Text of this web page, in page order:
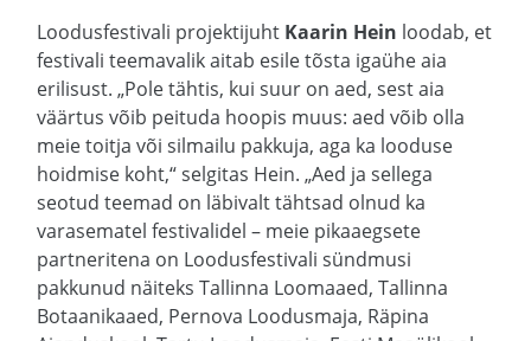
Loodusfestivali projektijuht Kaarin Hein loodab, et
festivali teemavalik aitab esile tõsta igaühe aia
erilisust. „Pole tähtis, kui suur on aed, sest aia
väärtus võib peituda hoopis muus: aed võib olla
meie toitja või silmailu pakkuja, aga ka looduse
hoidmise koht,“ selgitas Hein. „Aed ja sellega
seotud teemad on läbivalt tähtsad olnud ka
varasematel festivalidel – meie pikaaegsete
partneritena on Loodusfestivali sündmusi
pakkunud näiteks Tallinna Loomaaed, Tallinna
Botaanikaaed, Pernova Loodusmaja, Räpina